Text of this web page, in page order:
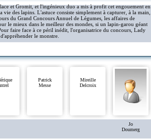
et Gromit, et l'ingénieux duo a mis à profit cet engouement en
des lapins. L'astuce consiste simplement à capturer, à la main,
du Grand Concours Annuel de Légumes, les affaires de
le mieux dans le meilleur des mondes, si un lapin-garou géant
faire face à ce péril inédit, l'organisatrice du concours, Lady
le monstre.
Patrick
Messe
Mireille
Delcroix
Jo
Doumerg